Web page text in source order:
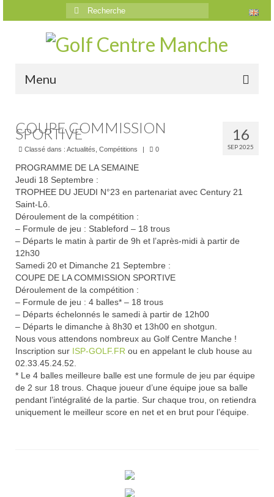
Rechercher
:
Menu
Le golf
Présentation
Parcours
Vidéos trou par trou
Trou n°1
Trou n°2
Trou n°3
Trou n°4
Trou n°5
Trou n°6
Trou n°7
Trou n°8
Carte de scores
16
SEP 2025
COUPE COMMISSION
SPORTIVE
Classé dans : Actualités Compétitions | 0
PROGRAMME DE LA SEMAINE
Jeudi 18 Septembre :
TROPHEE DU JEUDI N°23 en partenariat avec Century 21
Saint-Lô.
Déroulement de la compétition :
– Formule de jeu : Stableford – 18 trous
– Départs le matin à partir de 9h et l’après-midi à partir de
12h30
Samedi 20 et Dimanche 21 Septembre :
COUPE DE LA COMMISSION SPORTIVE
Déroulement de la compétition :
– Formule de jeu : 4 balles* – 18 trous
– Départs échelonnés le samedi à partir de 12h00
– Départs le dimanche à 8h30 et 13h00 en shotgun.
Nous vous attendons nombreux au Golf Centre Manche !
Inscription sur ISP-GOLF.FR ou en appelant le club house au
02.33.45.24.52.
* Le 4 balles meilleure balle est une formule de jeu par équipe
de 2 sur 18 trous. Chaque joueur d’une équipe joue sa balle
pendant l’intégralité de la partie. Sur chaque trou, on retiendra
uniquement le meilleur score en net et en brut pour l’équipe.